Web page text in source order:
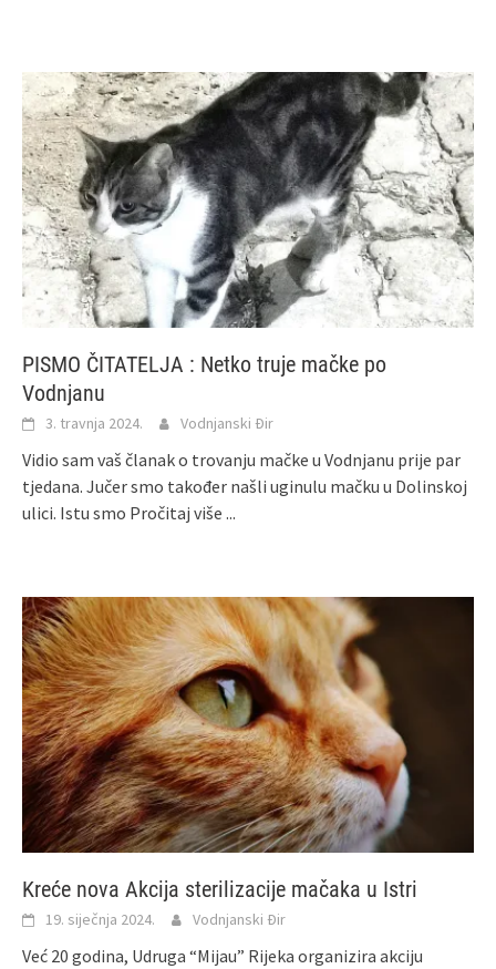
PISMO ČITATELJA : Netko truje mačke po
Vodnjanu
3. travnja 2024. Vodnjanski Đir
Vidio sam vaš članak o trovanju mačke u Vodnjanu prije par
tjedana. Jučer smo također našli uginulu mačku u Dolinskoj
ulici. Istu smo Pročitaj više ...
Kreće nova Akcija sterilizacije mačaka u Istri
19. siječnja 2024. Vodnjanski Đir
Već 20 godina, Udruga “Mijau” Rijeka organizira akciju